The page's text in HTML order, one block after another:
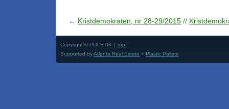
← Kristdemokraten, nr 28-29/2015 //
Copyright © POLETIK | Top ↑
Supported byAtlanta Real Estate + Plastic Pallets